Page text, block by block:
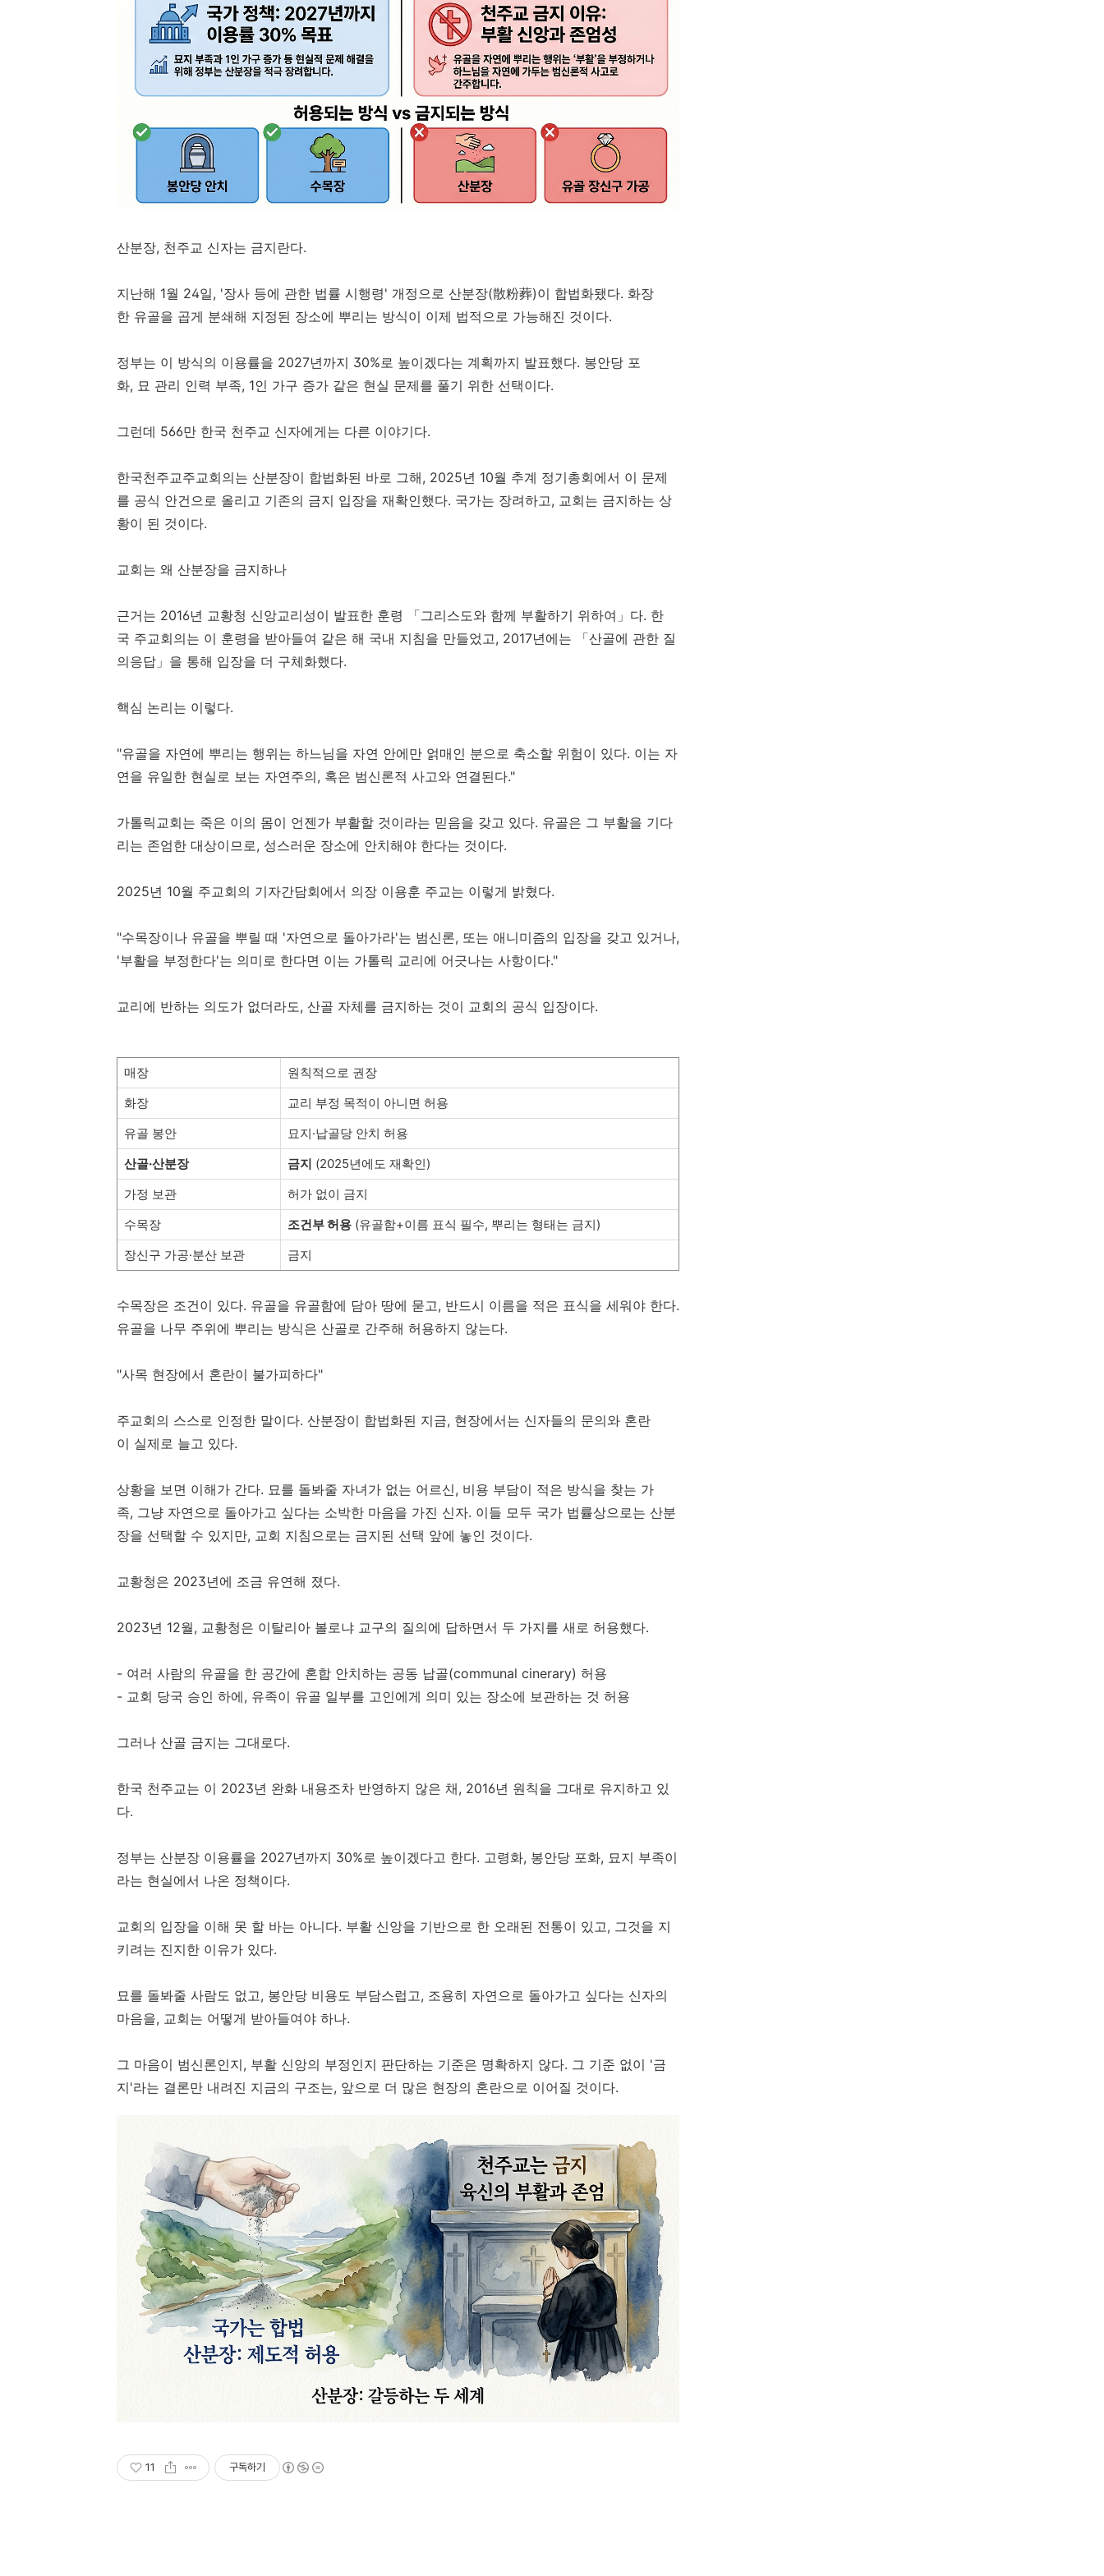
산분장, 천주교 신자는 금지란다.
지난해 1월 24일, '장사 등에 관한 법률 시행령' 개정으로 산분장(散粉葬)이 합법화됐다. 화장
한 유골을 곱게 분쇄해 지정된 장소에 뿌리는 방식이 이제 법적으로 가능해진 것이다.
정부는 이 방식의 이용률을 2027년까지 30%로 높이겠다는 계획까지 발표했다. 봉안당 포
화, 묘 관리 인력 부족, 1인 가구 증가 같은 현실 문제를 풀기 위한 선택이다.
그런데 566만 한국 천주교 신자에게는 다른 이야기다.
한국천주교주교회의는 산분장이 합법화된 바로 그해, 2025년 10월 추계 정기총회에서 이 문제
를 공식 안건으로 올리고 기존의 금지 입장을 재확인했다. 국가는 장려하고, 교회는 금지하는 상
황이 된 것이다.
교회는 왜 산분장을 금지하나
근거는 2016년 교황청 신앙교리성이 발표한 훈령 「그리스도와 함께 부활하기 위하여」다. 한
국 주교회의는 이 훈령을 받아들여 같은 해 국내 지침을 만들었고, 2017년에는 「산골에 관한 질
의응답」을 통해 입장을 더 구체화했다.
핵심 논리는 이렇다.
"유골을 자연에 뿌리는 행위는 하느님을 자연 안에만 얽매인 분으로 축소할 위험이 있다. 이는 자
연을 유일한 현실로 보는 자연주의, 혹은 범신론적 사고와 연결된다."
가톨릭교회는 죽은 이의 몸이 언젠가 부활할 것이라는 믿음을 갖고 있다. 유골은 그 부활을 기다
리는 존엄한 대상이므로, 성스러운 장소에 안치해야 한다는 것이다.
2025년 10월 주교회의 기자간담회에서 의장 이용훈 주교는 이렇게 밝혔다.
"수목장이나 유골을 뿌릴 때 '자연으로 돌아가라'는 범신론, 또는 애니미즘의 입장을 갖고 있거나,
'부활을 부정한다'는 의미로 한다면 이는 가톨릭 교리에 어긋나는 사항이다."
교리에 반하는 의도가 없더라도, 산골 자체를 금지하는 것이 교회의 공식 입장이다.
매장
원칙적으로 권장
화장
교리 부정 목적이 아니면 허용
유골 봉안
묘지·납골당 안치 허용
산골·산분장
금지 (2025년에도 재확인)
가정 보관
허가 없이 금지
수목장
조건부 허용 (유골함+이름 표식 필수, 뿌리는 형태는 금지)
장신구 가공·분산 보관
금지
수목장은 조건이 있다. 유골을 유골함에 담아 땅에 묻고, 반드시 이름을 적은 표식을 세워야 한다.
유골을 나무 주위에 뿌리는 방식은 산골로 간주해 허용하지 않는다.
"사목 현장에서 혼란이 불가피하다"
주교회의 스스로 인정한 말이다. 산분장이 합법화된 지금, 현장에서는 신자들의 문의와 혼란
이 실제로 늘고 있다.
상황을 보면 이해가 간다. 묘를 돌봐줄 자녀가 없는 어르신, 비용 부담이 적은 방식을 찾는 가
족, 그냥 자연으로 돌아가고 싶다는 소박한 마음을 가진 신자. 이들 모두 국가 법률상으로는 산분
장을 선택할 수 있지만, 교회 지침으로는 금지된 선택 앞에 놓인 것이다.
교황청은 2023년에 조금 유연해 졌다.
2023년 12월, 교황청은 이탈리아 볼로냐 교구의 질의에 답하면서 두 가지를 새로 허용했다.
- 여러 사람의 유골을 한 공간에 혼합 안치하는 공동 납골(communal cinerary) 허용
- 교회 당국 승인 하에, 유족이 유골 일부를 고인에게 의미 있는 장소에 보관하는 것 허용
그러나 산골 금지는 그대로다.
한국 천주교는 이 2023년 완화 내용조차 반영하지 않은 채, 2016년 원칙을 그대로 유지하고 있
다.
정부는 산분장 이용률을 2027년까지 30%로 높이겠다고 한다. 고령화, 봉안당 포화, 묘지 부족이
라는 현실에서 나온 정책이다.
교회의 입장을 이해 못 할 바는 아니다. 부활 신앙을 기반으로 한 오래된 전통이 있고, 그것을 지
키려는 진지한 이유가 있다.
묘를 돌봐줄 사람도 없고, 봉안당 비용도 부담스럽고, 조용히 자연으로 돌아가고 싶다는 신자의
마음을, 교회는 어떻게 받아들여야 하나.
그 마음이 범신론인지, 부활 신앙의 부정인지 판단하는 기준은 명확하지 않다. 그 기준 없이 '금
지'라는 결론만 내려진 지금의 구조는, 앞으로 더 많은 현장의 혼란으로 이어질 것이다.
11 구독하기